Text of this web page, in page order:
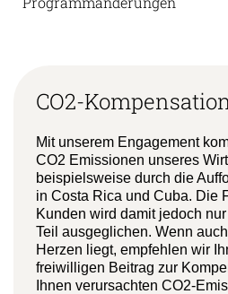
CO2-
Mit unserem Engagement
CO2 Emissionen unseres
beispielsweise durch die
in Costa Rica und Cuba. Die
Kunden wird damit jedoch
Teil ausgeglichen. Wenn
Herzen liegt, empfehlen wir
freiwilligen Beitrag zur
Ihnen verursachten CO2-